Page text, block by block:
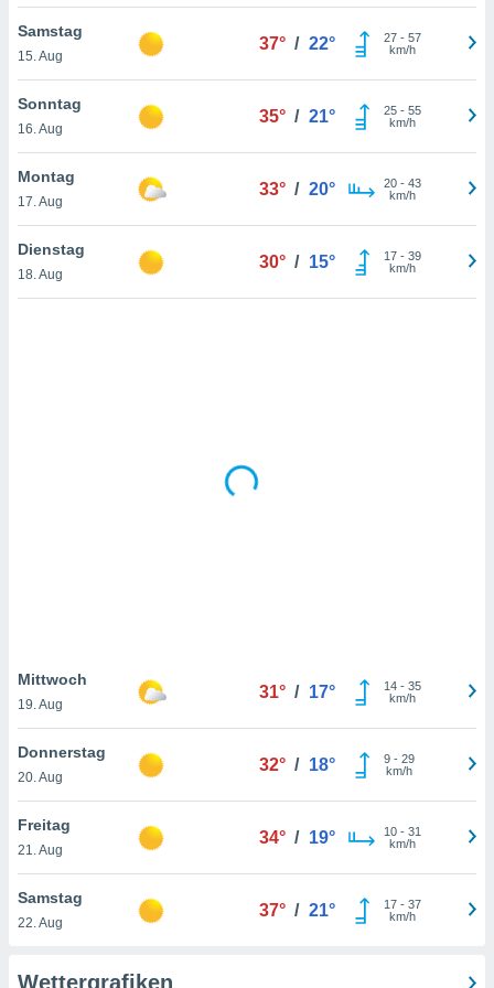
der
weiterhin
nicht
von
und
auf
klicken.
Samstag
15. Aug
37° / 22° 27- 57
km/h
Sonntag
16. Aug
35° / 21° 25- 55
km/h
Montag
17. Aug
33° / 20° 20- 43
km/h
Dienstag
18. Aug
30° / 15° 17- 39
km/h
Mittwoch
19. Aug
31° / 17° 14- 35
km/h
Donnerstag
20. Aug
32° / 18° 9- 29
km/h
Freitag
21. Aug
34° / 19° 10- 31
km/h
Samstag
22. Aug
37° / 21° 17- 37
km/h
Wettergrafiken